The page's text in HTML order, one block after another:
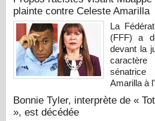
plainte contre Celeste Amarilla
La
(FFF) a
devant la
sénatrice
Amarilla à
Bonnie Tyler, interprète de «
», est décédée